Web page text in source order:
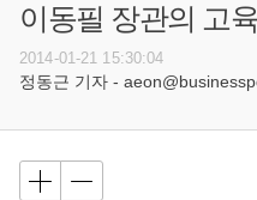
이동필 장관의 고
2014-01-21 15:30:04
정동근 기자 -